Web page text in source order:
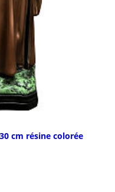
cm résine colorée